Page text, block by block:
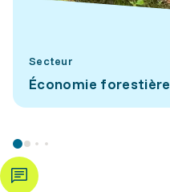
Secteur
Économie forestière